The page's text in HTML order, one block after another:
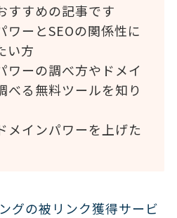
すすめの記事です
ワーとSEOの関係性に
い方
ワーの調べ方やドメイ
べる無料ツールを知り
メインパワーを上げた
グの被リンク獲得サービ